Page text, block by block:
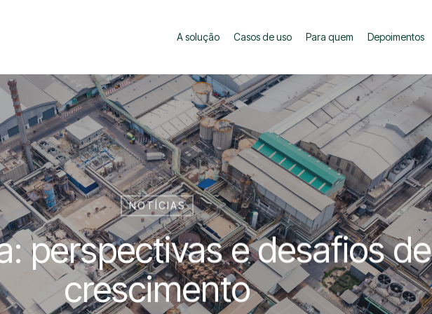
A solução Casos de uso Para quem Depoimentos
NOTÍCIAS
perspectivas e desafios de
crescimento